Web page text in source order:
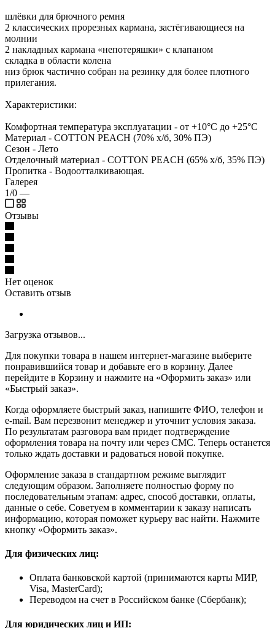
шлёвки для брючного ремня
2 классических прорезных кармана, застёгивающиеся на
молнии
2 накладных кармана «непотеряшки» с клапаном
складка в области колена
низ брюк частично собран на резинку для более плотного
прилегания.
Характеристики:
Комфортная температура эксплуатации - от +10°С до +25°С
Материал - COTTON PEACH (70% х/б, 30% ПЭ)
Сезон - Лето
Отделочный материал - COTTON PEACH (65% х/б, 35% ПЭ)
Пропитка - Водоотталкивающая.
Галерея
1/0 —
Отзывы
Нет оценок
Оставить отзыв
Загрузка отзывов...
Для покупки товара в нашем интернет-магазине выберите
понравившийся товар и добавьте его в корзину. Далее
перейдите в Корзину и нажмите на «Оформить заказ» или
«Быстрый заказ».
Когда оформляете быстрый заказ, напишите ФИО, телефон и
e-mail. Вам перезвонит менеджер и уточнит условия заказа.
По результатам разговора вам придет подтверждение
оформления товара на почту или через СМС. Теперь останется
только ждать доставки и радоваться новой покупке.
Оформление заказа в стандартном режиме выглядит
следующим образом. Заполняете полностью форму по
последовательным этапам: адрес, способ доставки, оплаты,
данные о себе. Советуем в комментарии к заказу написать
информацию, которая поможет курьеру вас найти. Нажмите
кнопку «Оформить заказ».
Для физических лиц:
Оплата банковской картой (принимаются карты МИР,
Visa, MasterCard);
Переводом на счет в Российском банке (Сбербанк);
Для юридических лиц и ИП: